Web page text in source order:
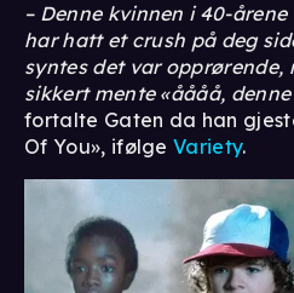
– Denne kvinnen i 40-
har hatt et crush på deg
syntes det var opprørende,
sikkert mente «åååå,
fortalte Gaten da han
Of You», ifølgeVariety.